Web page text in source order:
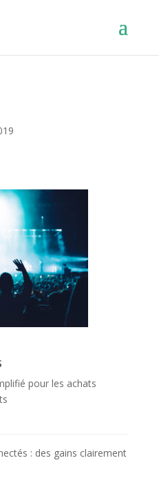
pour les achats
: des gains clairement